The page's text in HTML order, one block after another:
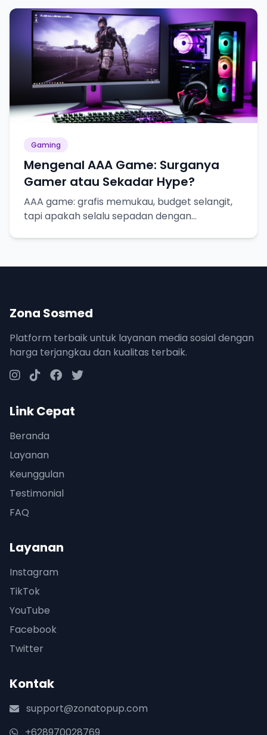
Gaming
Mengenal AAA Game: Surganya
Gamer atau Sekadar Hype?
AAA game: grafis memukau, budget selangit,
tapi apakah selalu sepadan dengan
Zona Sosmed
Platform terbaik untuk layanan media sosial dengan
harga terjangkau dan kualitas terbaik.
Link Cepat
Beranda
Layanan
Keunggulan
Testimonial
FAQ
Layanan
Instagram
TikTok
YouTube
Facebook
Twitter
Kontak
support@zonatopup.com